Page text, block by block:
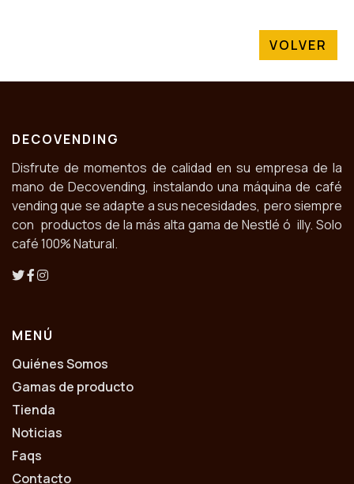
VOLVER
DECOVENDING
Disfrute de momentos de calidad en su empresa de la
mano de Decovending, instalando una máquina de café
vending que se adapte a sus necesidades, pero siempre
con productos de la más alta gama de Nestlé ó illy. Solo
café 100% Natural.
MENÚ
Quiénes Somos
Gamas de producto
Tienda
Noticias
Faqs
Contacto